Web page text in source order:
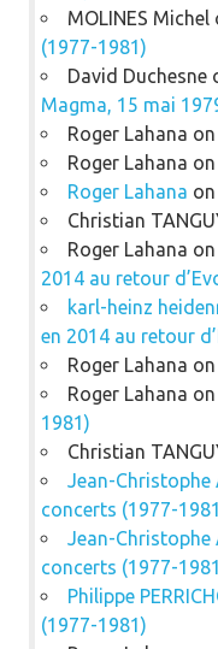
MOLINES Michel
(1977-1981)
David Duchesne
Magma, 15 mai
Roger Lahana on
Roger Lahana on
Roger Lahana on
Christian
Roger Lahana on
2014 au retour
karl-heinz
en 2014 au retour
Roger Lahana on
Roger Lahana on
1981)
Christian
Jean-Christophe
concerts (1977-
Jean-Christophe
concerts (1977-
Philippe
(1977-1981)